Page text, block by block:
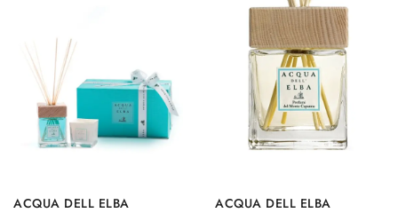
ACQUA DELL ELBA ACQUA DELL ELBA